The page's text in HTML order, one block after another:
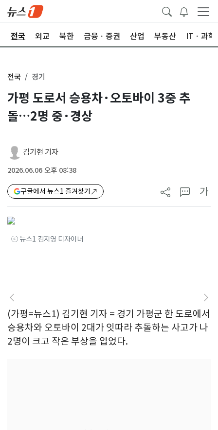
전국 외교 북한 금융ㆍ증권 산업 부동산 ITㆍ과학
전국 경기
가평 도로서 승용차·오토바이 3중 추
돌…2명 중·경상
김기현 기자
2026.06.06 오후 08:38
구글에서 뉴스1 즐겨찾기 가
ⓒ 뉴스1 김지영 디자이너
(가평=뉴스1) 김기현 기자 = 경기 가평군 한 도로에서
승용차와 오토바이 2대가 잇따라 추돌하는 사고가 나
2명이 크고 작은 부상을 입었다.